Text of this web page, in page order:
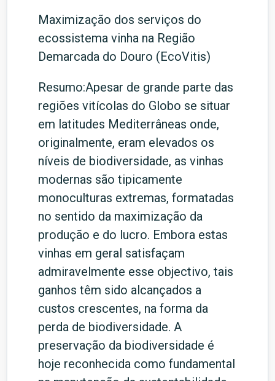
Maximização dos serviços do
ecossistema vinha na Região
Demarcada do Douro (EcoVitis)
Resumo:Apesar de grande parte das
regiões vitícolas do Globo se situar
em latitudes Mediterrâneas onde,
originalmente, eram elevados os
níveis de biodiversidade, as vinhas
modernas são tipicamente
monoculturas extremas, formatadas
no sentido da maximização da
produção e do lucro. Embora estas
vinhas em geral satisfaçam
admiravelmente esse objectivo, tais
ganhos têm sido alcançados a
custos crescentes, na forma da
perda de biodiversidade. A
preservação da biodiversidade é
hoje reconhecida como fundamental